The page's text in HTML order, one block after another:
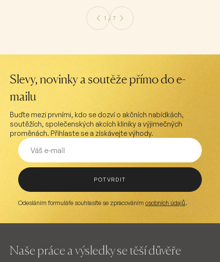
1 / 7
Slevy, novinky a soutěže přímo do e-
mailu
Buďte mezi prvními, kdo se dozví o akčních nabídkách,
soutěžích, společenských akcích kliniky a výjimečných
proměnách. Přihlaste se a získávejte výhody.
POTVRDIT
Odesláním formuláře souhlasíte se zpracováním osobních údajů.
Naše práce a výsledky se těší důvěře